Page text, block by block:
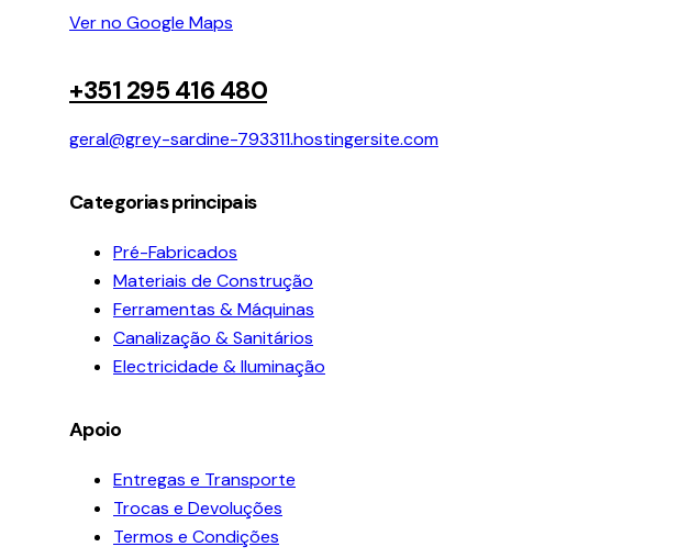
Ver no Google Maps
+351 295 416 480
geral@grey-sardine-793311.hostingersite.com
Categorias principais
Pré-Fabricados
Materiais de Construção
Ferramentas & Máquinas
Canalização & Sanitários
Electricidade & Iluminação
Apoio
Entregas e Transporte
Trocas e Devoluções
Termos e Condições